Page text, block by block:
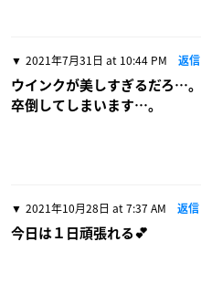
2021年7月31日 at 10:44 PM 返信
ウインクが美しすぎるだろ…。
卒倒してしまいます…。
2021年10月28日 at 7:37 AM 返信
今日は１日頑張れる💕